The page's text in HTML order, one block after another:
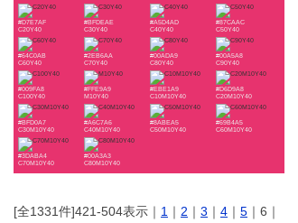
#D7E7AF
C20Y40
#BFDEAE
C30Y40
#A5D4AD
C40Y40
#87CAAC
C50Y40
#64C0AB
C60Y40
#2EB6AA
C70Y40
#00ADA9
C80Y40
#00A5A8
C90Y40
#009FA8
C100Y40
#FFE9A9
M10Y40
#EBE1A9
C10M10Y40
#D6D9A8
C20M10Y40
#BFD0A7
C30M10Y40
#A6C7A6
C40M10Y40
#8ABEA5
C50M10Y40
#69B4A5
C60M10Y40
#3DABA4
C70M10Y40
#00A3A3
C80M10Y40
[全1331件]421-504表示｜ 1 ｜ 2 ｜ 3 ｜ 4 ｜ 5 ｜6｜